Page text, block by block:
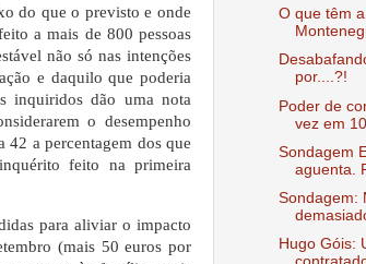
do que o previsto e onde
a mais de 800 pessoas
não só nas intenções
e daquilo que poderia
inquiridos dão uma nota
o desempenho
42 a percentagem dos que
feito na primeira
para aliviar o impacto
(mais 50 euros por
O que têm
por....?!
Poder de
vez em
Sondagem
aguenta.
Sondagem:
Hugo Góis: